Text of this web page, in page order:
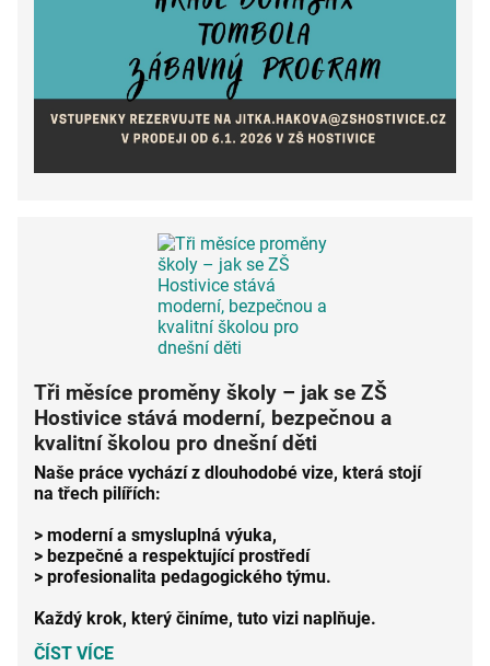
Tři měsíce proměny školy – jak se ZŠ
Hostivice stává moderní, bezpečnou a
kvalitní školou pro dnešní děti
Naše práce vychází z dlouhodobé vize, která stojí
na třech pilířích:
> moderní a smysluplná výuka,
> bezpečné a respektující prostředí
> profesionalita pedagogického týmu.
Každý krok, který činíme, tuto vizi naplňuje.
TŘI
ČÍST VÍCE